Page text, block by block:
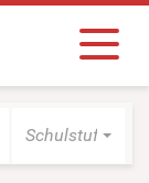
Schulstufe